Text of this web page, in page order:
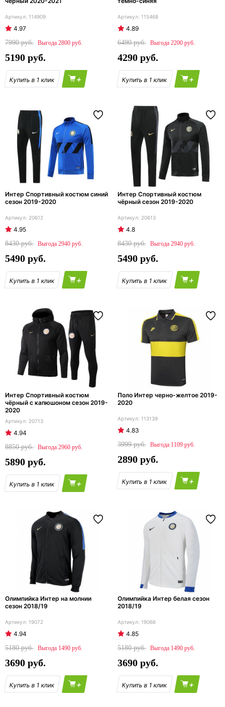
114909
4.97
7990
2800
5190
+
115468
4.89
6490
2200
4290
+
Интер Спортивный костюм синий
сезон 2019-2020
20612
4.95
8430
2940
5490
+
Интер Спортивный костюм
чёрный сезон 2019-2020
20613
4.8
8430
2940
5490
+
Интер Спортивный костюм
чёрный с капюшоном сезон 2019-
2020
20713
4.94
8850
2960
5890
+
Поло Интер черно-желтое 2019-
2020
113139
4.83
3999
1109
2890
+
Олимпийка Интер на молнии
сезон 2018/19
19072
4.94
5180
1490
3690
+
Олимпийка Интер белая сезон
2018/19
19066
4.85
5180
1490
3690
+